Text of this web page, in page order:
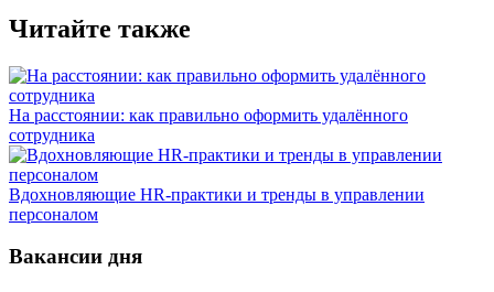
Читайте также
На расстоянии: как правильно оформить удалённого
сотрудника
Вдохновляющие HR-практики и тренды в управлении
персоналом
Вакансии дня